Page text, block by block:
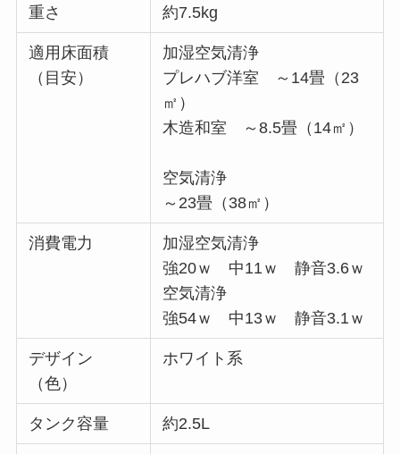
重さ 約7.5kg
適用床面積
（目安）
加湿空気清浄
プレハブ洋室 ～14畳（23
㎡）
木造和室 ～8.5畳（14㎡）
空気清浄
～23畳（38㎡）
消費電力
加湿空気清浄
強20ｗ 中11ｗ 静音3.6ｗ
空気清浄
強54ｗ 中13ｗ 静音3.1ｗ
デザイン
（色）
ホワイト系
タンク容量 約2.5L